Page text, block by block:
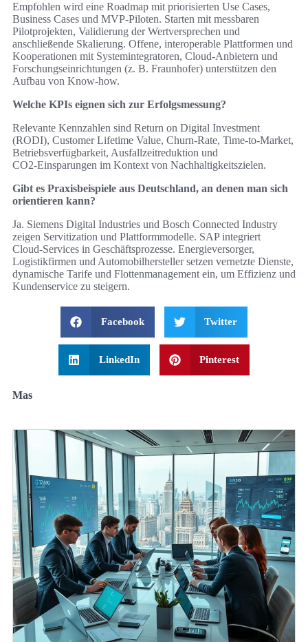
Empfohlen wird eine Roadmap mit priorisierten Use Cases,
Business Cases und MVP‑Piloten. Starten mit messbaren
Pilotprojekten, Validierung der Wertversprechen und
anschließende Skalierung. Offene, interoperable Plattformen und
Kooperationen mit Systemintegratoren, Cloud‑Anbietern und
Forschungseinrichtungen (z. B. Fraunhofer) unterstützen den
Aufbau von Know‑how.
Welche KPIs eignen sich zur Erfolgsmessung?
Relevante Kennzahlen sind Return on Digital Investment
(RODI), Customer Lifetime Value, Churn‑Rate, Time‑to‑Market,
Betriebsverfügbarkeit, Ausfallzeitreduktion und
CO2‑Einsparungen im Kontext von Nachhaltigkeitszielen.
Gibt es Praxisbeispiele aus Deutschland, an denen man sich
orientieren kann?
Ja. Siemens Digital Industries und Bosch Connected Industry
zeigen Servitization und Plattformmodelle. SAP integriert
Cloud‑Services in Geschäftsprozesse. Energieversorger,
Logistikfirmen und Automobilhersteller setzen vernetzte Dienste,
dynamische Tarife und Flottenmanagement ein, um Effizienz und
Kundenservice zu steigern.
Facebook Twitter
LinkedIn Pinterest
Mas